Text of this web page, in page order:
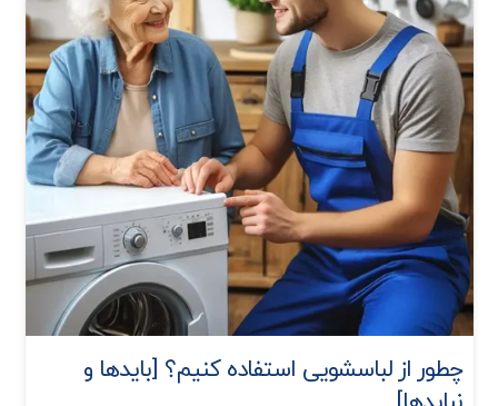
چطور از لباسشویی استفاده کنیم؟ [بایدها و